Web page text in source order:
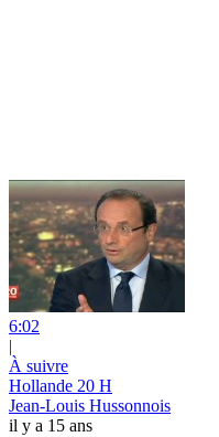
6:02
|
À suivre
Hollande 20 H
Jean-Louis Hussonnois
il y a 15 ans